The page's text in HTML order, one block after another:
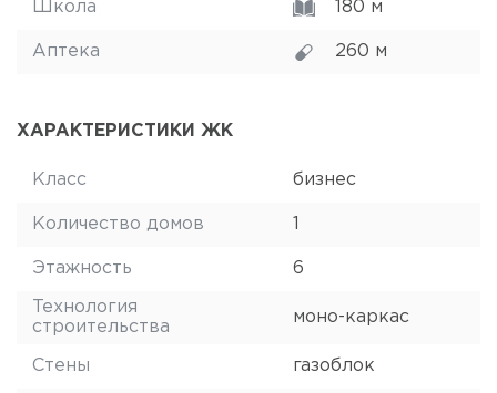
Школа 180 м
Аптека 260 м
ХАРАКТЕРИСТИКИ ЖК
Класс бизнес
Количество домов
Этажность 6
Технология
строительства
моно-каркас
Стены газоблок